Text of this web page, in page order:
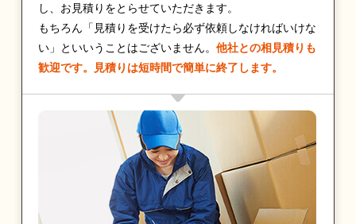
し、お見積りをとらせていただきます。
もちろん「見積りを受けたら必ず依頼しなければいけな
い」といいうことはございません。 他社との相見積りも
歓迎です。見積りは短時間で簡単に終了します。